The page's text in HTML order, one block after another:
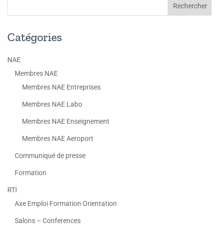
Catégories
NAE
Membres NAE
Membres NAE Entreprises
Membres NAE Labo
Membres NAE Enseignement
Membres NAE Aeroport
Communiqué de presse
Formation
RTI
Axe Emploi Formation Orientation
Salons – Conferences